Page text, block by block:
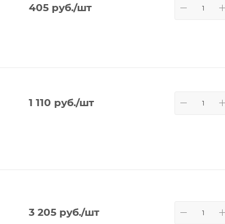
405руб./шт
1 110 руб./шт
3 205руб./шт